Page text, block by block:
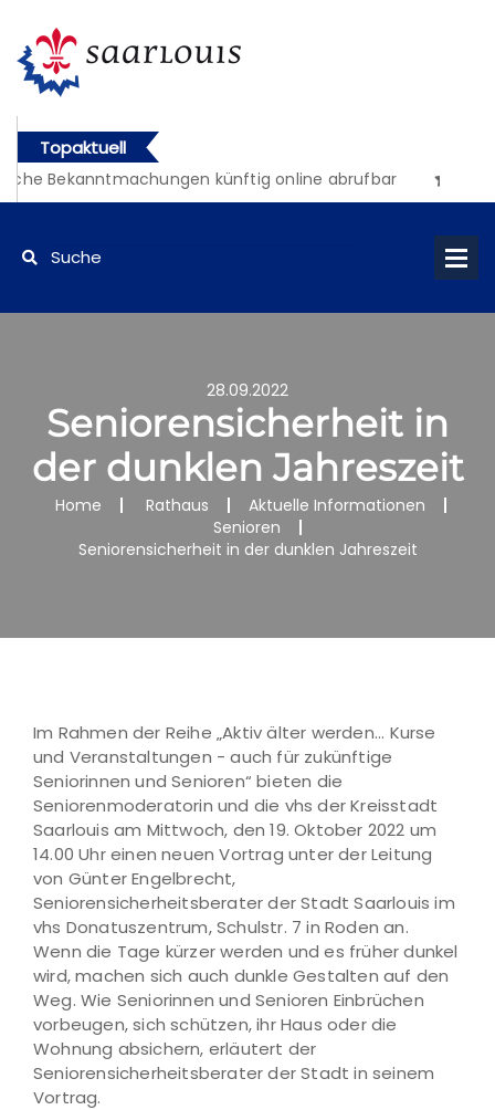
Topaktuell
Bekanntmachungen künftig online abrufbar
28.09.2022
Seniorensicherheit in
der dunklen Jahreszeit
Home Rathaus
Aktuelle Informationen
Senioren
Seniorensicherheit in der dunklen Jahreszeit
Im Rahmen der Reihe „Aktiv älter werden... Kurse
und Veranstaltungen - auch für zukünftige
Seniorinnen und Senioren“ bieten die
Seniorenmoderatorin und die vhs der Kreisstadt
Saarlouis am Mittwoch, den 19. Oktober 2022 um
14.00 Uhr einen neuen Vortrag unter der Leitung
von Günter Engelbrecht,
Seniorensicherheitsberater der Stadt Saarlouis im
vhs Donatuszentrum, Schulstr. 7 in Roden an.
Wenn die Tage kürzer werden und es früher dunkel
wird, machen sich auch dunkle Gestalten auf den
Weg. Wie Seniorinnen und Senioren Einbrüchen
vorbeugen, sich schützen, ihr Haus oder die
Wohnung absichern, erläutert der
Seniorensicherheitsberater der Stadt in seinem
Vortrag.